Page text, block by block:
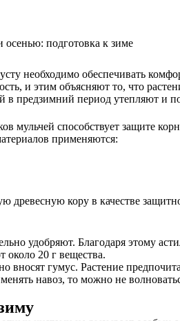
осенью: подготовка к зиме
необходимо обеспечивать
и этим объясняют то, что
в предзимний период утепляют и
мульчей способствует защите
применяются:
древесную кору в качестве
удобряют. Благодаря этому
около 20 г вещества.
вносят гумус. Растение
навоз, то можно не